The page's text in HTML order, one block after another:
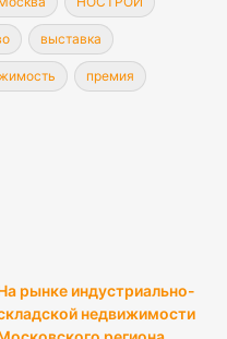
выставка
премия
рынке индустриально-
недвижимости